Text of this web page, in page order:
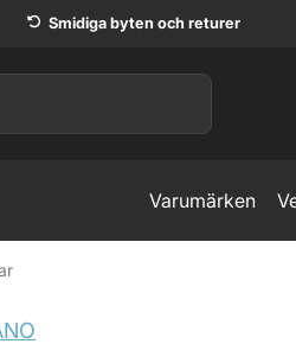
Smidiga byten och returer
Varumärken